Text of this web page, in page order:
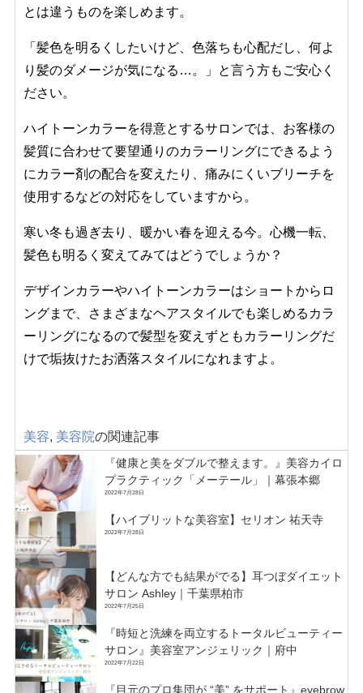
とは違うものを楽しめます。
「髪色を明るくしたいけど、色落ちも心配だし、何よ
り髪のダメージが気になる…。」と言う方もご安心く
ださい。
ハイトーンカラーを得意とするサロンでは、お客様の
髪質に合わせて要望通りのカラーリングにできるよう
にカラー剤の配合を変えたり、痛みにくいブリーチを
使用するなどの対応をしていますから。
寒い冬も過ぎ去り、暖かい春を迎える今。心機一転、
髪色も明るく変えてみてはどうでしょうか？
デザインカラーやハイトーンカラーはショートからロ
ングまで、さまざまなヘアスタイルでも楽しめるカラ
ーリングになるので髪型を変えずともカラーリングだ
けで垢抜けたお洒落スタイルになれますよ。
美容 美容院の関連記事
『健康と美をダブルで整えます。』美容カイロ
プラクティック「メーテール」｜幕張本郷
2022年7月28日
【ハイブリットな美容室】セリオン 祐天寺
2022年7月28日
【どんな方でも結果がでる】耳つぼダイエット
サロン Ashley｜千葉県柏市
2022年7月25日
『時短と洗練を両立するトータルビューティー
サロン』美容室アンジェリック｜府中
2022年7月22日
『目元のプロ集団が “美” をサポート』eyebrow